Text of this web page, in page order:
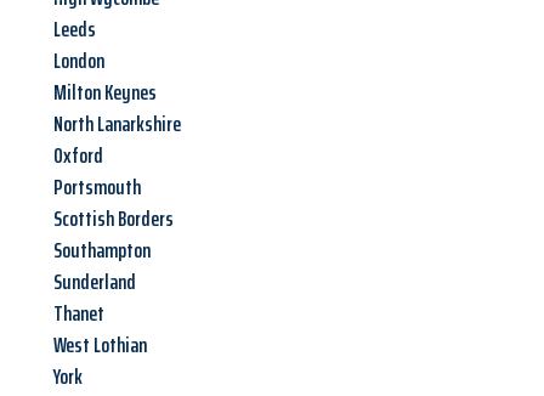
Leeds
London
Milton Keynes
North Lanarkshire
Oxford
Portsmouth
Scottish Borders
Southampton
Sunderland
Thanet
West Lothian
York